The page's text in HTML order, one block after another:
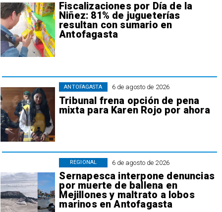
Fiscalizaciones por Día de la
Niñez: 81% de jugueterías
resultan con sumario en
Antofagasta
6 de agosto de 2026
Tribunal frena opción de pena
mixta para Karen Rojo por ahora
ANTOFAGASTA
6 de agosto de 2026
Sernapesca interpone denuncias
por muerte de ballena en
Mejillones y maltrato a lobos
marinos en Antofagasta
REGIONAL